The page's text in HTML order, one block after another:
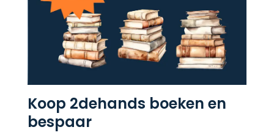
Koop 2dehands boeken en
bespaar